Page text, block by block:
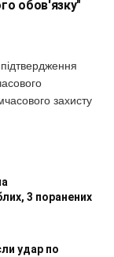
обов'язку"
підтвердження
захисту
3 поранених
удар по